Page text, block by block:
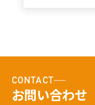
CONTACT
お問い合わせ